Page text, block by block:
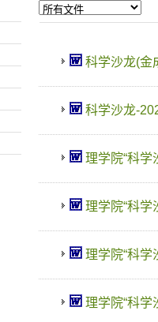
科学沙龙(金
科学沙龙-
理学院“科学
理学院“科学
理学院“科学
理学院“科学